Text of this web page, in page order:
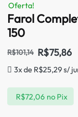
Oferta!
Farol
150
R$101,14 R$75,86
3x de R$25,29s/
R$72,06 no Pix